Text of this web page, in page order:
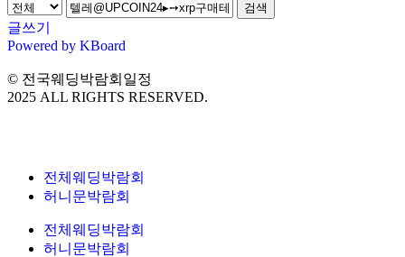
검색
글쓰기
Powered by KBoard
© 전국웨딩박람회일정
2025 ALL RIGHTS RESERVED.
전체웨딩박람회
허니문박람회
전체웨딩박람회
허니문박람회